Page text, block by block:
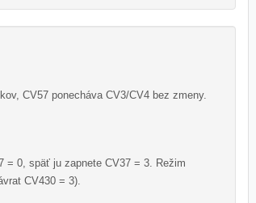
CV57 ponecháva CV3/CV4 bez zmeny.
= 0, späť ju zapnete CV37 = 3. Režim
CV430 = 3).